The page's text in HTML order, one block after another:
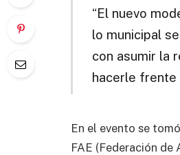
“El nuevo
lo municipal
con asumir la
hacerle frente
En el evento se
FAE (Federación